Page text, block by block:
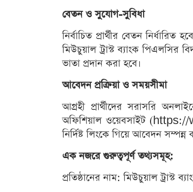
বেতন ও সুযোগ-সুবিধা
নির্বাচিত প্রার্থীর বেতন
মিউচুয়াল ট্রাস্ট ব্যাংক পিএলসির
ভাতা প্রদান করা হবে।
আবেদন প্রক্রিয়া ও সময়সীমা
আগ্রহী প্রার্থীদের সরাসরি
অফিশিয়াল ওয়েবসাইট
নির্দিষ্ট লিংকে গিয়ে আবেদন
এক নজরে গুরুত্বপূর্ণ তথ্যসমূহ:
প্রতিষ্ঠানের নাম: মিউচুয়াল ট্রাস্ট